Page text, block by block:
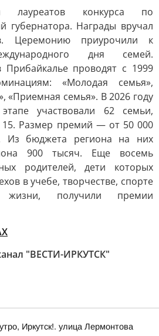
лауреатов конкурса по
губернатора. Награды вручал
Церемонию приурочили к
дня семей.
проводят с 1999
«Молодая семья»,
«Приемная семья». В 2026 году
участвовали 62 семьи,
15. Размер премий — от 50 000
Из бюджета региона на них
900 тысяч. Еще восемь
родителей, дети которых
в учебе, творчестве, спорте
получили премии
"ВЕСТИ-ИРКУТСК"
Иркутск!. улица Лермонтова